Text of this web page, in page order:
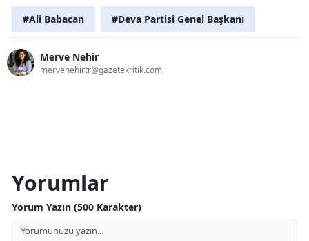
#Ali Babacan #Deva Partisi Genel Başkanı
Merve Nehir
mervenehirtr@gazetekritik.com
Yorumlar
Yorum Yazın (500 Karakter)